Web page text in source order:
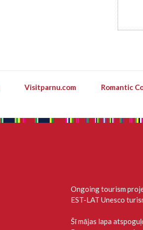
Visitparnu.com Romantic
Ongoing tourism
EST-LAT Unesco
Šī mājas lapa